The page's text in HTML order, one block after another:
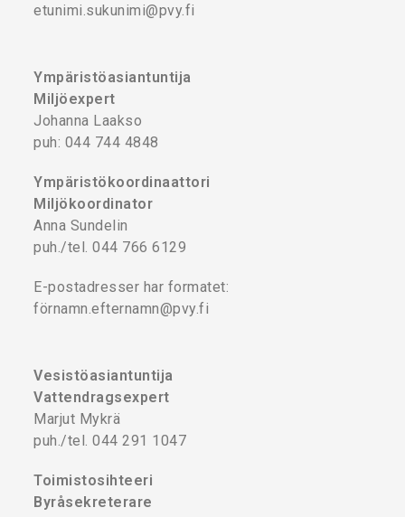
etunimi.sukunimi@pvy.fi
Ympäristöasiantuntija
Miljöexpert
Johanna Laakso
puh: 044 744 4848
Ympäristökoordinaattori
Miljökoordinator
Anna Sundelin
puh./tel. 044 766 6129
E-postadresser har formatet:
förnamn.efternamn@pvy.fi
Vesistöasiantuntija
Vattendragsexpert
Marjut Mykrä
puh./tel. 044 291 1047
Toimistosihteeri
Byråsekreterare